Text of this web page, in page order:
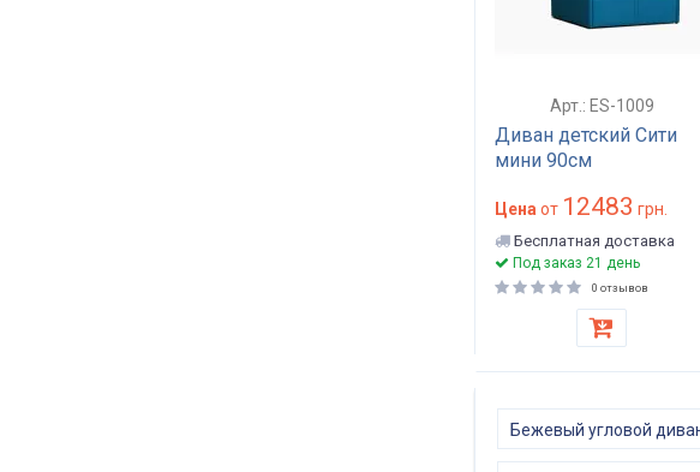
Арт.: ES-1009
Диван детский Сити
мини 90см
Цена от 12483 грн.
Бесплатная доставка
Под заказ 21 день
0 отзывов
Бежевый угловой